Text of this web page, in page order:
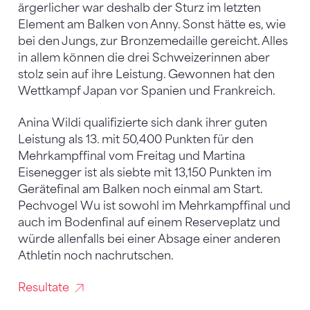
ärgerlicher war deshalb der Sturz im letzten
Element am Balken von Anny. Sonst hätte es, wie
bei den Jungs, zur Bronzemedaille gereicht. Alles
in allem können die drei Schweizerinnen aber
stolz sein auf ihre Leistung. Gewonnen hat den
Wettkampf Japan vor Spanien und Frankreich.
Anina Wildi qualifizierte sich dank ihrer guten
Leistung als 13. mit 50,400 Punkten für den
Mehrkampffinal vom Freitag und Martina
Eisenegger ist als siebte mit 13,150 Punkten im
Gerätefinal am Balken noch einmal am Start.
Pechvogel Wu ist sowohl im Mehrkampffinal und
auch im Bodenfinal auf einem Reserveplatz und
würde allenfalls bei einer Absage einer anderen
Athletin noch nachrutschen.
Resultate